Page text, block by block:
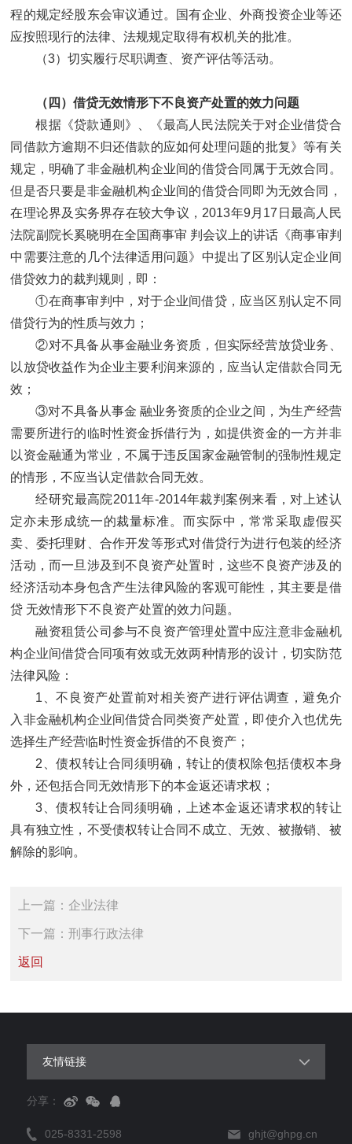
程的规定经股东会审议通过。国有企业、外商投资企业等还
应按照现行的法律、法规规定取得有权机关的批准。
（3）切实履行尽职调查、资产评估等活动。
（四）借贷无效情形下不良资产处置的效力问题
根据《贷款通则》、《最高人民法院关于对企业借贷合
同借款方逾期不归还借款的应如何处理问题的批复》等有关
规定，明确了非金融机构企业间的借贷合同属于无效合同。
但是否只要是非金融机构企业间的借贷合同即为无效合同，
在理论界及实务界存在较大争议，2013年9月17日最高人民
法院副院长奚晓明在全国商事审 判会议上的讲话《商事审判
中需要注意的几个法律适用问题》中提出了区别认定企业间
借贷效力的裁判规则，即：
①在商事审判中，对于企业间借贷，应当区别认定不同
借贷行为的性质与效力；
②对不具备从事金融业务资质，但实际经营放贷业务、
以放贷收益作为企业主要利润来源的，应当认定借款合同无
效；
③对不具备从事金 融业务资质的企业之间，为生产经营
需要所进行的临时性资金拆借行为，如提供资金的一方并非
以资金融通为常业，不属于违反国家金融管制的强制性规定
的情形，不应当认定借款合同无效。
经研究最高院2011年-2014年裁判案例来看，对上述认
定亦未形成统一的裁量标准。而实际中，常常采取虚假买
卖、委托理财、合作开发等形式对借贷行为进行包装的经济
活动，而一旦涉及到不良资产处置时，这些不良资产涉及的
经济活动本身包含产生法律风险的客观可能性，其主要是借
贷 无效情形下不良资产处置的效力问题。
融资租赁公司参与不良资产管理处置中应注意非金融机
构企业间借贷合同项有效或无效两种情形的设计，切实防范
法律风险：
1、不良资产处置前对相关资产进行评估调查，避免介
入非金融机构企业间借贷合同类资产处置，即使介入也优先
选择生产经营临时性资金拆借的不良资产；
2、债权转让合同须明确，转让的债权除包括债权本身
外，还包括合同无效情形下的本金返还请求权；
3、债权转让合同须明确，上述本金返还请求权的转让
具有独立性，不受债权转让合同不成立、无效、被撤销、被
解除的影响。
上一篇：企业法律
下一篇：刑事行政法律
返回
友情链接
分享：
025-8331-2598 ghjt@ghpg.cn